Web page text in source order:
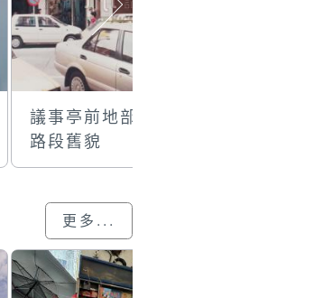
議事亭前地部份
路段舊貌
更多...